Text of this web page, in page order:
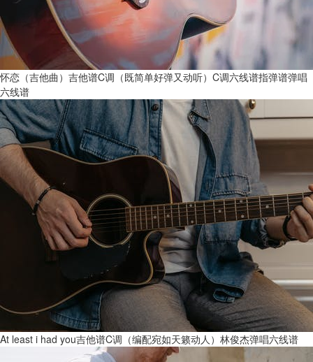
怀恋（吉他曲）吉他谱C调（既简单好弹又动听）C调六线谱指弹谱弹唱
六线谱
At least i had you吉他谱C调（编配宛如天籁动人）林俊杰弹唱六线谱